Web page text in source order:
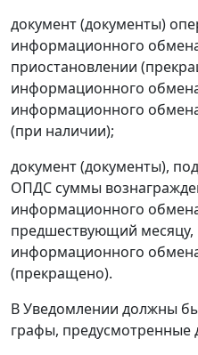
документ (документы)
информационного
приостановлении
информационного обмена
информационного
(при наличии);
документ (документы),
ОПДС суммы
информационного
предшествующий месяцу,
информационного
(прекращено).
В Уведомлении должны
графы, предусмотренные